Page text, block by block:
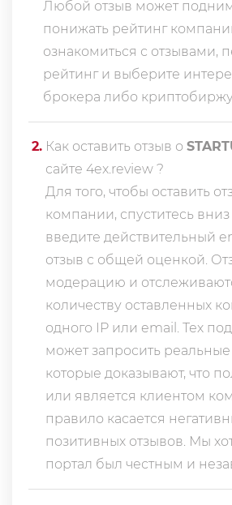
Любой отзыв может
понижать рейтинг
ознакомиться с отзывами,
рейтинг и выберите
брокера либо
2. Как оставить отзыв о
сайте 4ex.review ?
Для того, чтобы оставить
компании, спуститесь
введите действительный
отзыв с общей оценкой.
модерацию и
количеству оставленных
одного IP или email. Тех
может запросить
которые доказывают, что
или является клиентом
правило касается
позитивных отзывов. Мы
портал был честным и